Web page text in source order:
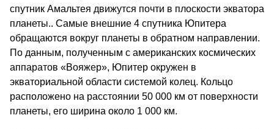
спутник Амальтея движутся почти в плоскости экватора
планеты.. Самые внешние 4 спутника Юпитера
обращаются вокруг планеты в обратном направлении.
По данным, полученным с американских космических
аппаратов «Вояжер», Юпитер окружен в
экваториальной области системой колец. Кольцо
расположено на расстоянии 50 000 км от поверхности
планеты, его ширина около 1 000 км.